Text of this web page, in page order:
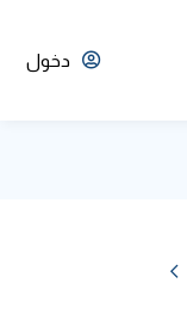
دخول